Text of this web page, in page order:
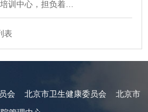
训中心，担负着…
表
会 北京市卫生健康委员会
北京市